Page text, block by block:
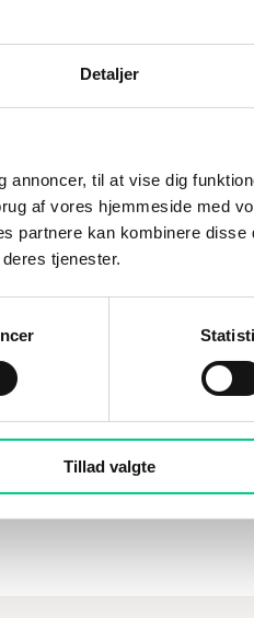
Detaljer
til at vise dig
af vores hjemmeside med
partnere kan kombinere
tjenester.
Tillad valgte
og
samlet
for